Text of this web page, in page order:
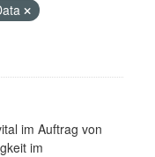
im Auftrag von
im